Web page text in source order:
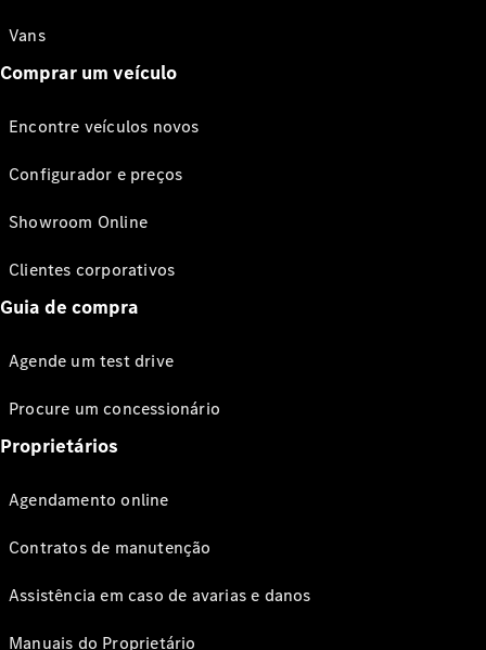
Vans
Comprar um veículo
Encontre veículos novos
Configurador e preços
Showroom Online
Clientes corporativos
Guia de compra
Agende um test drive
Procure um concessionário
Proprietários
Agendamento online
Contratos de manutenção
Assistência em caso de avarias e danos
Manuais do Proprietário